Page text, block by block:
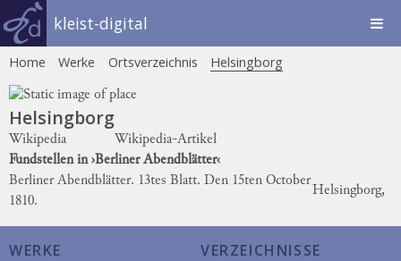
kleist-digital
Home Werke Ortsverzeichnis Helsingborg
Helsingborg
Wikipedia
Wikipedia-Artikel
Fundstellen in ›Berliner Abendblätter‹
Berliner Abendblätter. 13tes Blatt. Den 15ten October
1810.
Helsingborg,
WERKE
VERZEICHNISSE